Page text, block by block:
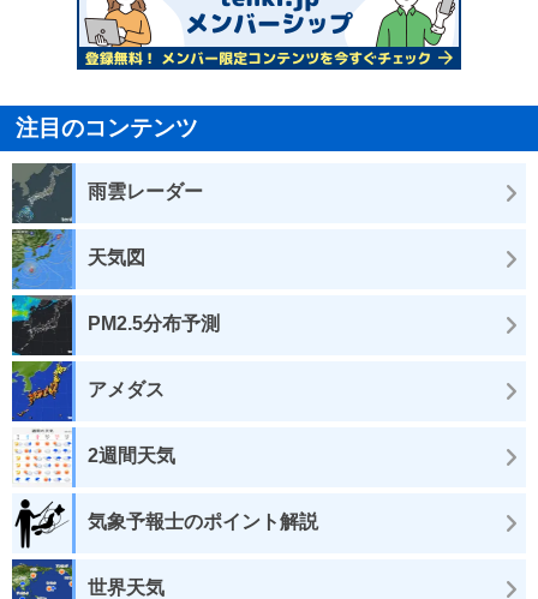
注目のコンテンツ
雨雲レーダー
天気図
PM2.5分布予測
アメダス
2週間天気
気象予報士のポイント解説
世界天気